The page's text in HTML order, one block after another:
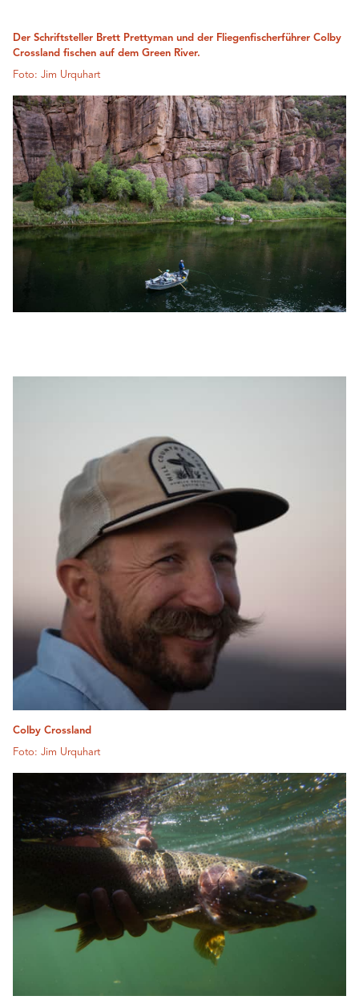
Der Schriftsteller Brett Prettyman und der Fliegenfischerführer Colby
Crossland fischen auf dem Green River.
Foto: Jim Urquhart
Colby Crossland
Foto: Jim Urquhart